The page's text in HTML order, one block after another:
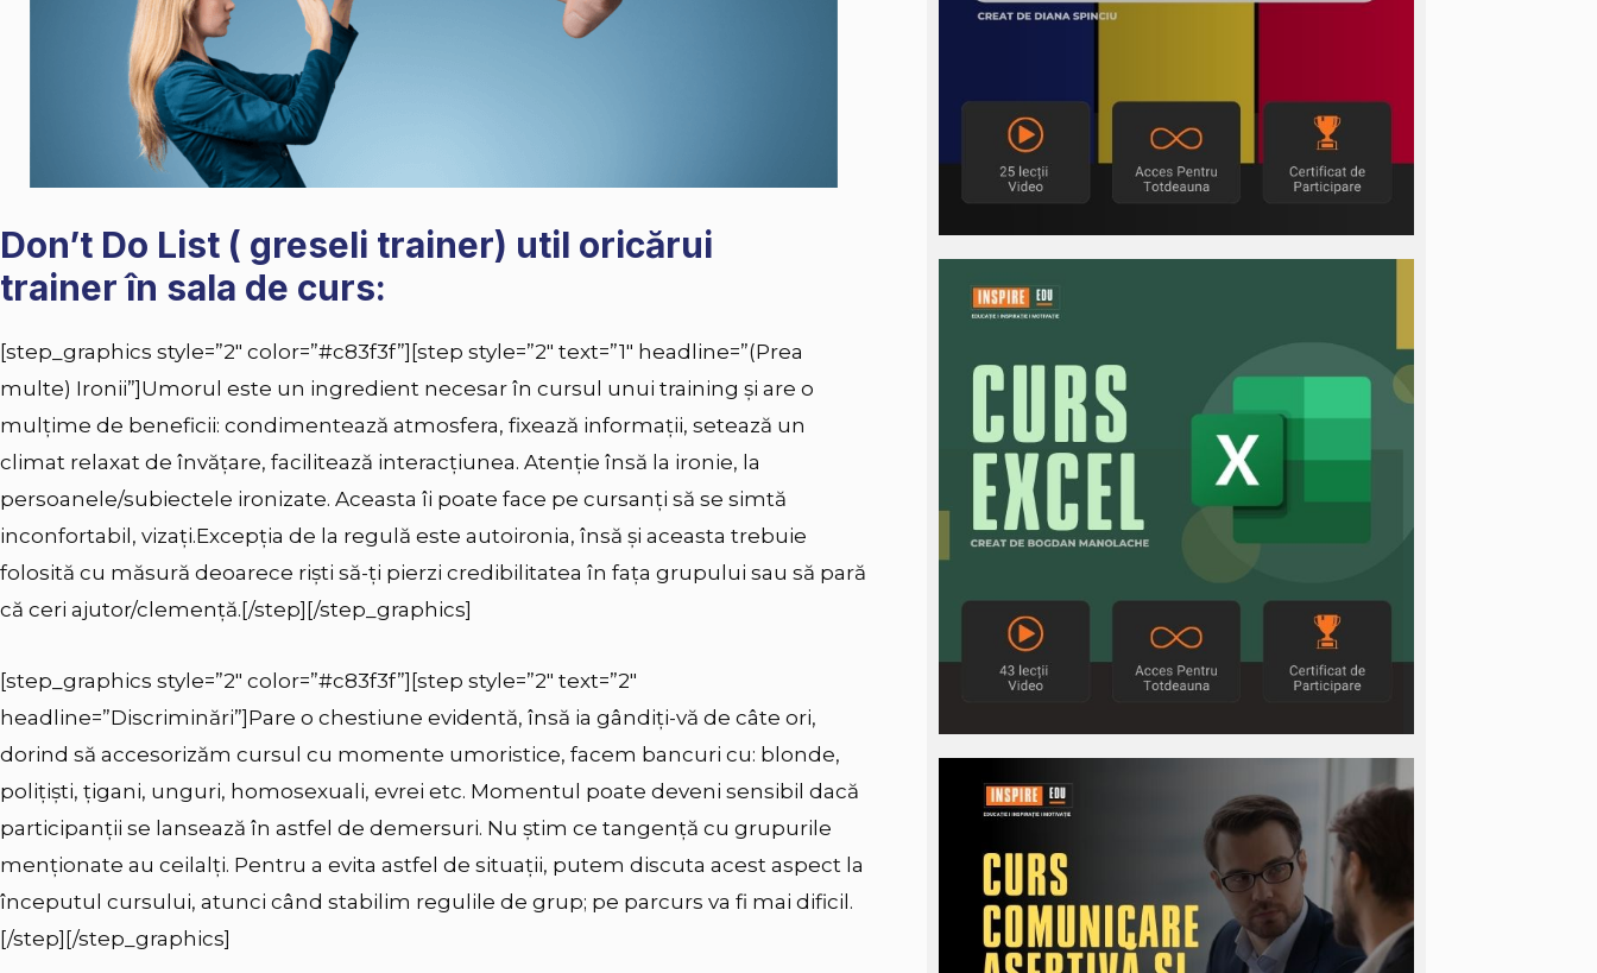
Don’t Do List ( greseli trainer) util oricărui
trainer în sala de curs:
[step_graphics style=”2″ color=”#c83f3f”][step style=”2″ text=”1″ headline=”(Prea
multe) Ironii”]Umorul este un ingredient necesar în cursul unui training și are o
mulțime de beneficii: condimentează atmosfera, fixează informații, setează un
climat relaxat de învățare, facilitează interacțiunea. Atenție însă la ironie, la
persoanele/subiectele ironizate. Aceasta îi poate face pe cursanți să se simtă
inconfortabil, vizați.Excepția de la regulă este autoironia, însă și aceasta trebuie
folosită cu măsură deoarece riști să-ți pierzi credibilitatea în fața grupului sau să pară
că ceri ajutor/clemență.[/step][/step_graphics]
[step_graphics style=”2″ color=”#c83f3f”][step style=”2″ text=”2″
headline=”Discriminări”]Pare o chestiune evidentă, însă ia gândiți-vă de câte ori,
dorind să accesorizăm cursul cu momente umoristice, facem bancuri cu: blonde,
polițiști, țigani, unguri, homosexuali, evrei etc. Momentul poate deveni sensibil dacă
participanții se lansează în astfel de demersuri. Nu știm ce tangență cu grupurile
menționate au ceilalți. Pentru a evita astfel de situații, putem discuta acest aspect la
începutul cursului, atunci când stabilim regulile de grup; pe parcurs va fi mai dificil.
[/step][/step_graphics]